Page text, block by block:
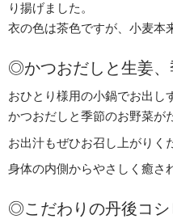
り揚げました。
衣の色は茶色ですが、小麦本
◎かつおだしと生姜、
おひとり様用の小鍋でお出し
かつおだしと季節のお野菜が
お出汁もぜひお召し上がりく
身体の内側からやさしく癒さ
◎こだわりの丹後コシ